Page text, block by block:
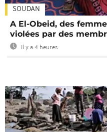
SOUDAN
A El-Obeid, des
violées par des
Il y a 4 heures